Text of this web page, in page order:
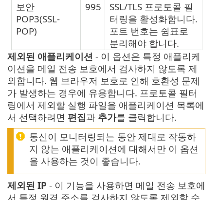
보안
POP3(SSL-
POP)
995
SSL/TLS 프로토콜 필
터링을 활성화합니다.
포트 번호는 쉼표로
분리해야 합니다.
제외된 애플리케이션 - 이 옵션은 특정 애플리케
이션을 메일 전송 보호에서 검사하지 않도록 제
외합니다. 웹 브라우저 보호로 인해 호환성 문제
가 발생하는 경우에 유용합니다. 프로토콜 필터
링에서 제외할 실행 파일을 애플리케이션 목록에
서 선택하려면 편집과 추가를 클릭합니다.
통신이 모니터링되는 동안 제대로 작동하
지 않는 애플리케이션에 대해서만 이 옵션
을 사용하는 것이 좋습니다.
제외된 IP - 이 기능을 사용하면 메일 전송 보호에
서 특정 원격 주소를 검사하지 않도록 제외할 수